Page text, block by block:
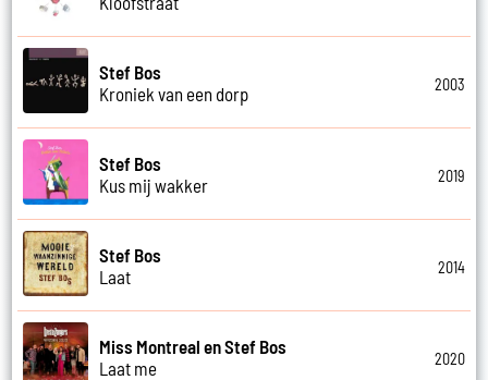
Stef Bos
Kroniek van een dorp
2003
Stef Bos
Kus mij wakker
2019
Stef Bos
Laat
2014
Miss Montreal en Stef Bos
Laat me
2020